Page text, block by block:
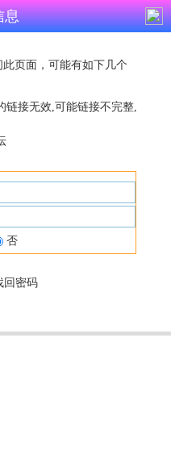
息
页面，可能有如下几个
链接无效,可能链接不完整,
否
回密码